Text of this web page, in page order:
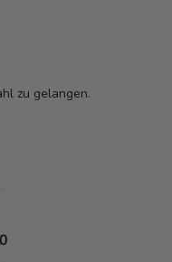
zu gelangen.